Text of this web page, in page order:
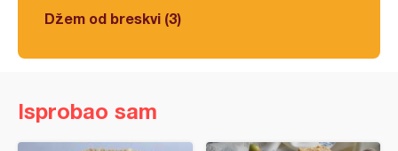
Džem od breskvi (3)
Isprobao sam